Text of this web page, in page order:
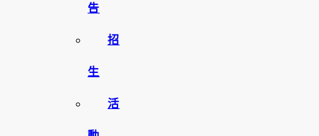
告
招
生
活